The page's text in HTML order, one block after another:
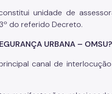
unidade de
do referido Decreto.
URBANA – OMSU?
canal de